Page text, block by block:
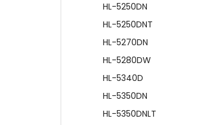
HL-5250DN
HL-5250DNT
HL-5270DN
HL-5280DW
HL-5340D
HL-5350DN
HL-5350DNLT